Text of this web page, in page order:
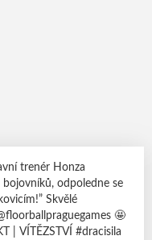
odpoledne se
Skvělé
🤩
#dracisila